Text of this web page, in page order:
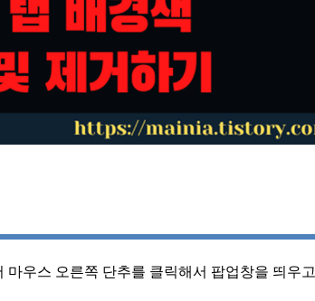
마우스 오른쪽 단추를 클릭해서 팝업창을 띄우고